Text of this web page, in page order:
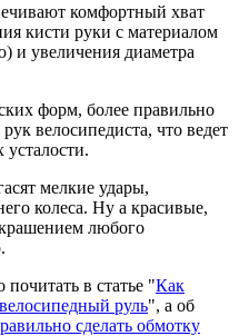
комфортный хват
кисти руки с материалом
и увеличения диаметра
форм, более правильно
велосипедиста, что ведет
мелкие удары,
колеса. Ну а красивые,
любого
в статье "Как
руль", а об
сделать обмотку